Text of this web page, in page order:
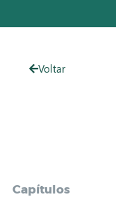
Voltar
Capítulos